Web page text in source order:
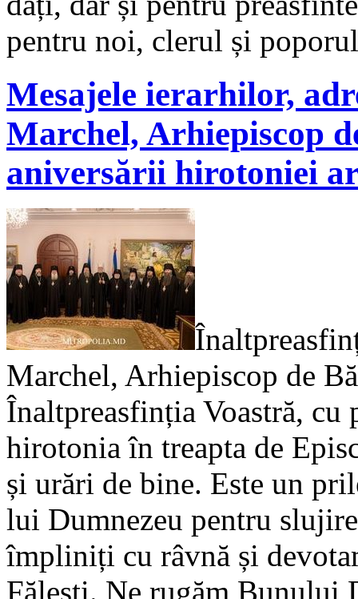
pentru noi, clerul și
Mesajele ierarhilor,
Marchel, Arhiepiscop
aniversării hirotoniei
Marchel, Arhiepiscop de
Înaltpreasfinția Voastră,
hirotonia în treapta de
și urări de bine. Este un
lui Dumnezeu pentru
împliniți cu râvnă și
Fălești. Ne rugăm Bunului